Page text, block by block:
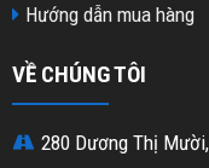
Hướng dẫn mua hàng
VỀ CHÚNG TÔI
280 Dương Thị